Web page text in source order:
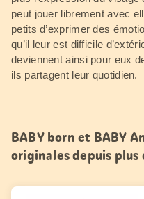
peut jouer librement avec
petits d’exprimer des
qu’il leur est difficile
deviennent ainsi pour eux
ils partagent leur quotidien.
BABY born et BABY
originales depuis plus